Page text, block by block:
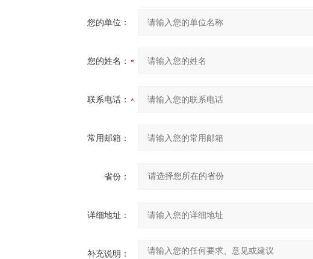
您的单位：
您的姓名：
联系电话：
常用邮箱：
省份：
详细地址：
补充说明：